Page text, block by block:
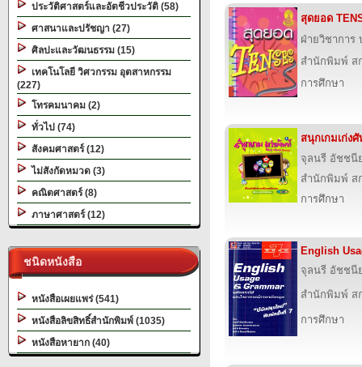
ประวัติศาสตร์และอัตชีวประวัติ (58)
ศาสนาและปรัชญา (27)
ศิลปะและวัฒนธรรม (15)
เทคโนโลยี วิศวกรรม อุตสาหกรรม
(227)
โทรคมนาคม (2)
ทั่วไป (74)
สังคมศาสตร์ (12)
ไม่สังกัดหมวด (3)
คณิตศาสตร์ (8)
ภาษาศาสตร์ (12)
ชนิดหนังสือ
หนังสือเผยแพร่ (541)
หนังสือลิขสิทธิ์สำนักพิมพ์ (1035)
หนังสือหายาก (40)
สุดยอด
ฝ่ายวิชาการ
สำนักพิมพ์ ส
การศึกษา
สนุกเกมเก่ง
จุลนรี อัชชนี
สำนักพิมพ์ ส
การศึกษา
English
จุลนรี อัชชนี
สำนักพิมพ์ ส
การศึกษา